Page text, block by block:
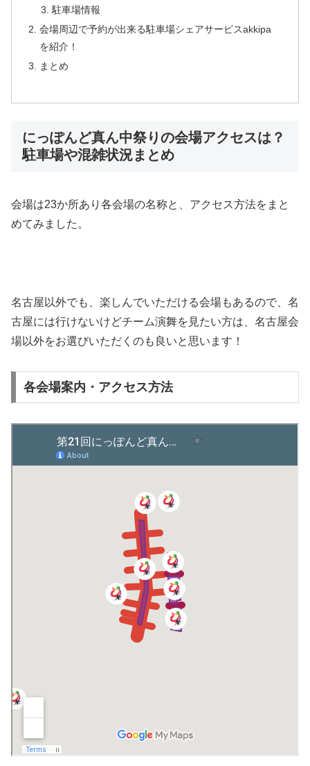
駐車場情報
会場周辺で予約が出来る駐車場シェアサービスakkipa
を紹介！
まとめ
にっぽんど真ん中祭りの会場アクセスは？
駐車場や混雑状況まとめ
会場は23か所あり各会場の名称と、アクセス方法をまと
めてみました。
名古屋以外でも、楽しんでいただける会場もあるので、名
古屋には行けないけどチーム演舞を見たい方は、名古屋会
場以外をお選びいただくのも良いと思います！
各会場案内・アクセス方法